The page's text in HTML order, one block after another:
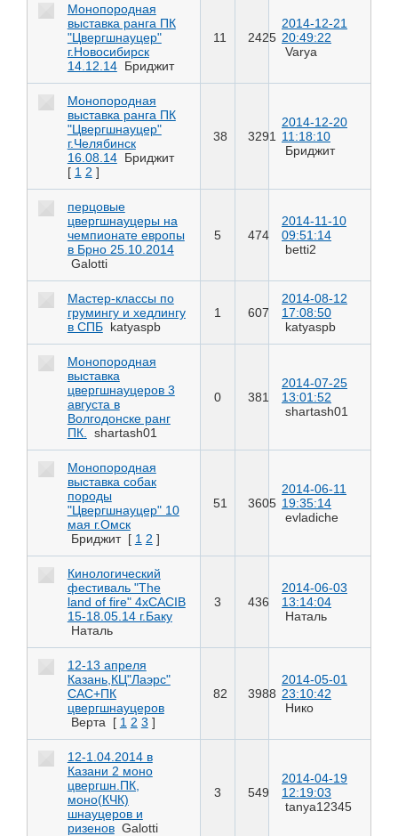
Монопородная
выставка ранга ПК
"Цвергшнауцер"
г.Новосибирск
14.12.14 Бриджит
11 2425
2014-12-21
20:49:22
Varya
Монопородная
выставка ранга ПК
"Цвергшнауцер"
г.Челябинск
16.08.14 Бриджит
[ 1 2 ]
38 3291
2014-12-20
11:18:10
Бриджит
перцовые
цвергшнауцеры на
чемпионате европы
в Брно 25.10.2014
Galotti
5 474
2014-11-10
09:51:14
betti2
Мастер-классы по
грумингу и хедлингу
в СПБ katyaspb
1 607
2014-08-12
17:08:50
katyaspb
Монопородная
выставка
цвергшнауцеров 3
августа в
Волгодонске ранг
ПК.
shartash01
0 381
2014-07-25
13:01:52
shartash01
Монопородная
выставка собак
породы
"Цвергшнауцер" 10
мая г.Омск
Бриджит [ 1 2 ]
51 3605
2014-06-11
19:35:14
evladiche
Кинологический
фестиваль "The
land of fire" 4хCACIB
15-18.05.14 г.Баку
Наталь
3 436
2014-06-03
13:14:04
Наталь
12-13 апреля
Казань,КЦ"Лаэрс"
САС+ПК
цвергшнауцеров
Верта
[ 1 2 3 ]
82 3988
2014-05-01
23:10:42
Нико
12-1.04.2014 в
Казани 2 моно
цвергшн.ПК,
моно(КЧК)
шнауцеров и
ризенов Galotti
3 549
2014-04-19
12:19:03
tanya12345